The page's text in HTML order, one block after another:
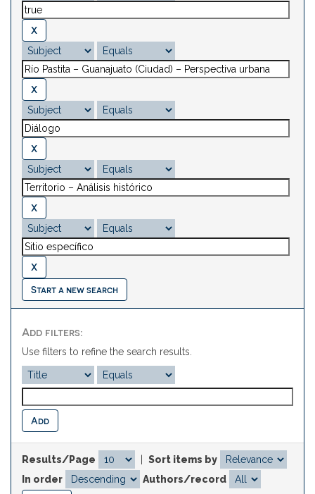
Start a new search
Add filters:
Use filters to refine the search results.
Results/Page
Sort items by
In order
Authors/record